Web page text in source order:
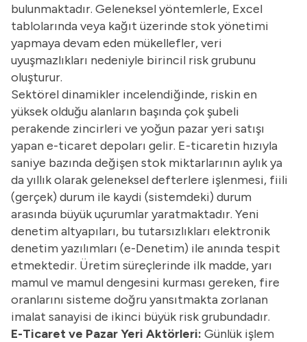
bulunmaktadır. Geleneksel yöntemlerle, Excel
tablolarında veya kağıt üzerinde stok yönetimi
yapmaya devam eden mükellefler, veri
uyuşmazlıkları nedeniyle birincil risk grubunu
oluşturur.
Sektörel dinamikler incelendiğinde, riskin en
yüksek olduğu alanların başında çok şubeli
perakende zincirleri ve yoğun pazar yeri satışı
yapan e-ticaret depoları gelir. E-ticaretin hızıyla
saniye bazında değişen stok miktarlarının aylık ya
da yıllık olarak geleneksel defterlere işlenmesi, fiili
(gerçek) durum ile kaydi (sistemdeki) durum
arasında büyük uçurumlar yaratmaktadır. Yeni
denetim altyapıları, bu tutarsızlıkları elektronik
denetim yazılımları (e-Denetim) ile anında tespit
etmektedir. Üretim süreçlerinde ilk madde, yarı
mamul ve mamul dengesini kurması gereken, fire
oranlarını sisteme doğru yansıtmakta zorlanan
imalat sanayisi de ikinci büyük risk grubundadır.
E-Ticaret ve Pazar Yeri Aktörleri: Günlük işlem